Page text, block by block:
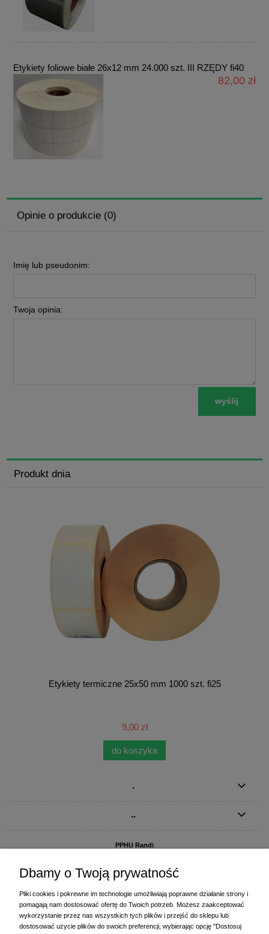
Etykiety foliowe białe 26x12 mm 24.000 szt. III RZĘDY fi40
82,00 zł
Opinie o produkcie (0)
Imię lub pseudonim:
Twoja opinia:
wyślij
Produkt dnia
Etykiety termiczne 25x50 mm 1000 szt. fi25
9,00 zł
do koszyka
.
..
PPHU Randi
ul. Starogardzka 77 (wjazd od ul. Plażowej)
Dbamy o Twoją prywatność
Pliki cookies i pokrewne im technologie umożliwiają poprawne działanie strony i
pomagają nam dostosować ofertę do Twoich potrzeb. Możesz zaakceptować
wykorzystanie przez nas wszystkich tych plików i przejść do sklepu lub
dostosować użycie plików do swoich preferencji, wybierając opcję "Dostosuj